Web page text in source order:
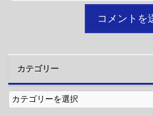
カテゴリー
カ
テ
ゴ